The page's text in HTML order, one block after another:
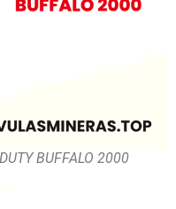
BUFFALO 2000